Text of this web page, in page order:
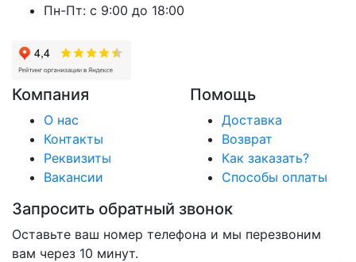
Пн-Пт: с 9:00 до 18:00
Компания
О нас
Контакты
Реквизиты
Вакансии
Помощь
Доставка
Возврат
Как заказать?
Способы оплаты
Запросить обратный звонок
Оставьте ваш номер телефона и мы перезвоним
вам через 10 минут.